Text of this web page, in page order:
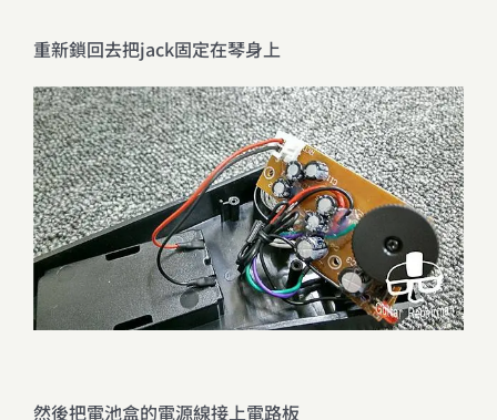
重新鎖回去把jack固定在琴身上
然後把電池盒的電源線接上電路板